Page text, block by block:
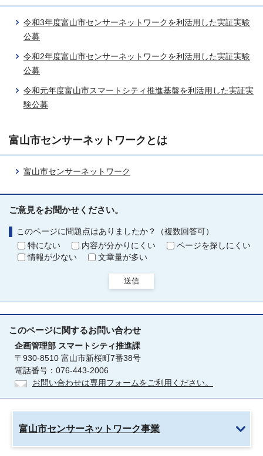
令和3年度富山市センサーネットワークを利活用した実証実験
公募
令和2年度富山市センサーネットワークを利活用した実証実験
公募
令和元年度富山市スマートシティ推進基盤を利活用した実証実
験公募
富山市センサーネットワークとは
富山市センサーネットワーク
ご意見をお聞かせください。
このページに問題点はありましたか？（複数回答可）
特にない
内容が分かりにくい
ページを探しにくい
情報が少ない
文章量が多い
送信
このページに関するお問い合わせ
企画管理部 スマートシティ推進課
〒930-8510 富山市新桜町7番38号
電話番号：076-443-2006
お問い合わせは専用フォームをご利用ください。
富山市センサーネットワーク事業